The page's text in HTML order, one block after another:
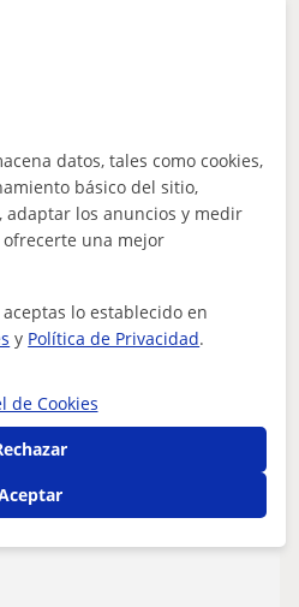
J...
año de derecho
área,
datos, tales como cookies,
básico del sitio,
los anuncios y medir
ofrecerte una mejor
lo establecido en
y Política de Privacidad.
de Cookies